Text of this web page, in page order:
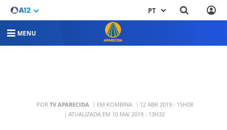
PT
MENU
POR TV APARECIDA EM KOMBINA
12 ABR 2019 - 15H08
ATUALIZADA EM 10 MAI 2019 - 13H32